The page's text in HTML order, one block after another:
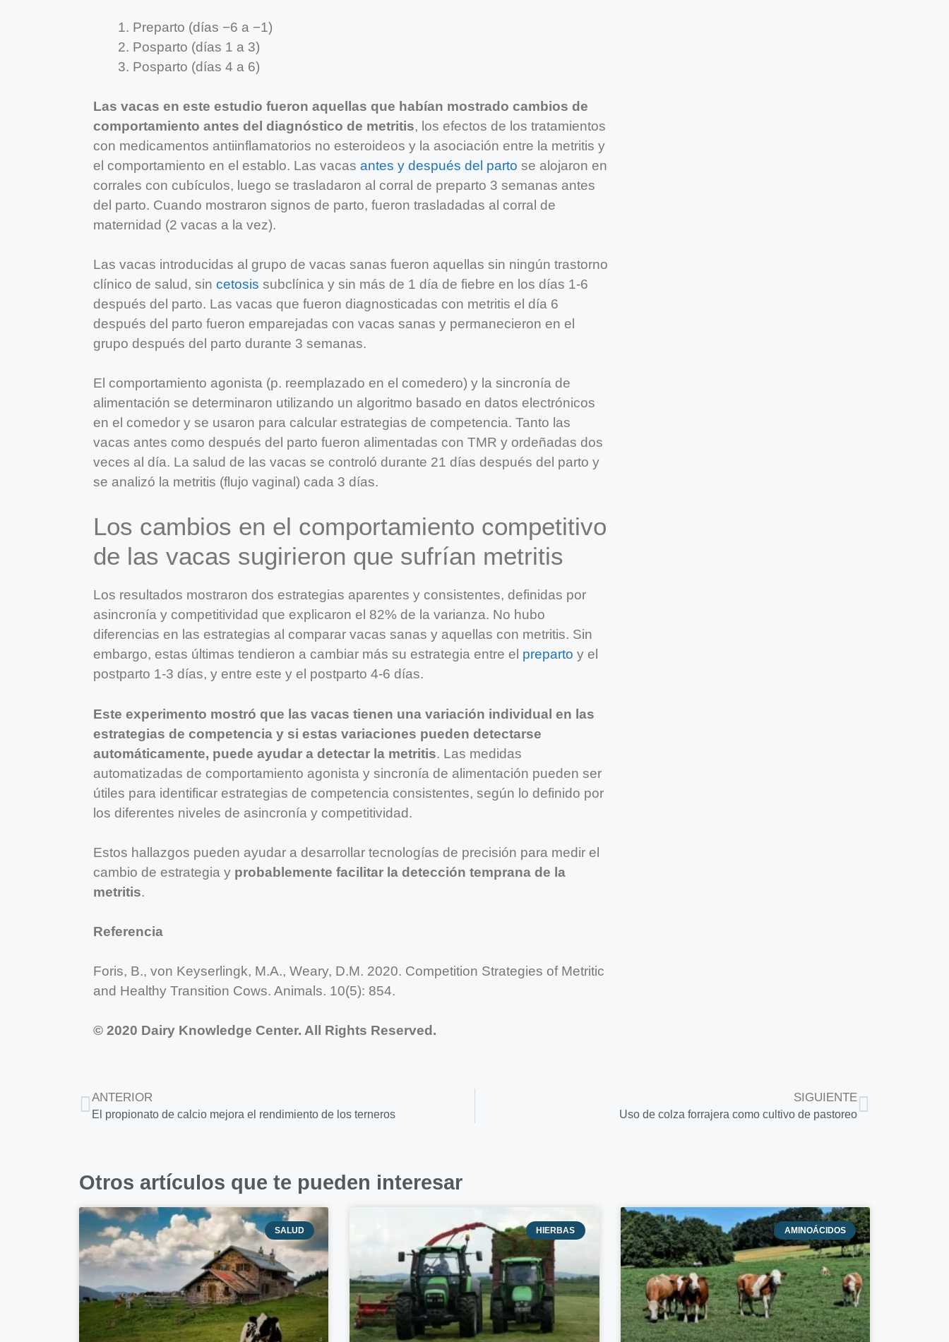
Preparto (días −6 a −1)
Posparto (días 1 a 3)
Posparto (días 4 a 6)
Las vacas en este estudio fueron aquellas que habían mostrado cambios de
comportamiento antes del diagnóstico de metritis, los efectos de los tratamientos
con medicamentos antiinflamatorios no esteroideos y la asociación entre la metritis y
el comportamiento en el establo. Las vacas antes y después del parto se alojaron en
corrales con cubículos, luego se trasladaron al corral de preparto 3 semanas antes
del parto. Cuando mostraron signos de parto, fueron trasladadas al corral de
maternidad (2 vacas a la vez).
Las vacas introducidas al grupo de vacas sanas fueron aquellas sin ningún trastorno
clínico de salud, sin cetosis subclínica y sin más de 1 día de fiebre en los días 1-6
después del parto. Las vacas que fueron diagnosticadas con metritis el día 6
después del parto fueron emparejadas con vacas sanas y permanecieron en el
grupo después del parto durante 3 semanas.
El comportamiento agonista (p. reemplazado en el comedero) y la sincronía de
alimentación se determinaron utilizando un algoritmo basado en datos electrónicos
en el comedor y se usaron para calcular estrategias de competencia. Tanto las
vacas antes como después del parto fueron alimentadas con TMR y ordeñadas dos
veces al día. La salud de las vacas se controló durante 21 días después del parto y
se analizó la metritis (flujo vaginal) cada 3 días.
Los cambios en el comportamiento competitivo
de las vacas sugirieron que sufrían metritis
Los resultados mostraron dos estrategias aparentes y consistentes, definidas por
asincronía y competitividad que explicaron el 82% de la varianza. No hubo
diferencias en las estrategias al comparar vacas sanas y aquellas con metritis. Sin
embargo, estas últimas tendieron a cambiar más su estrategia entre el preparto y el
postparto 1-3 días, y entre este y el postparto 4-6 días.
Este experimento mostró que las vacas tienen una variación individual en las
estrategias de competencia y si estas variaciones pueden detectarse
automáticamente, puede ayudar a detectar la metritis. Las medidas
automatizadas de comportamiento agonista y sincronía de alimentación pueden ser
útiles para identificar estrategias de competencia consistentes, según lo definido por
los diferentes niveles de asincronía y competitividad.
Estos hallazgos pueden ayudar a desarrollar tecnologías de precisión para medir el
cambio de estrategia y probablemente facilitar la detección temprana de la
metritis.
Referencia
Foris, B., von Keyserlingk, M.A., Weary, D.M. 2020. Competition Strategies of Metritic
and Healthy Transition Cows. Animals. 10(5): 854.
© 2020 Dairy Knowledge Center. All Rights Reserved.
ANTERIOR
El propionato de calcio mejora el rendimiento de los terneros
SIGUIENTE
Uso de colza forrajera como cultivo de pastoreo
Otros artículos que te pueden interesar
SALUD HIERBAS AMINOÁCIDOS